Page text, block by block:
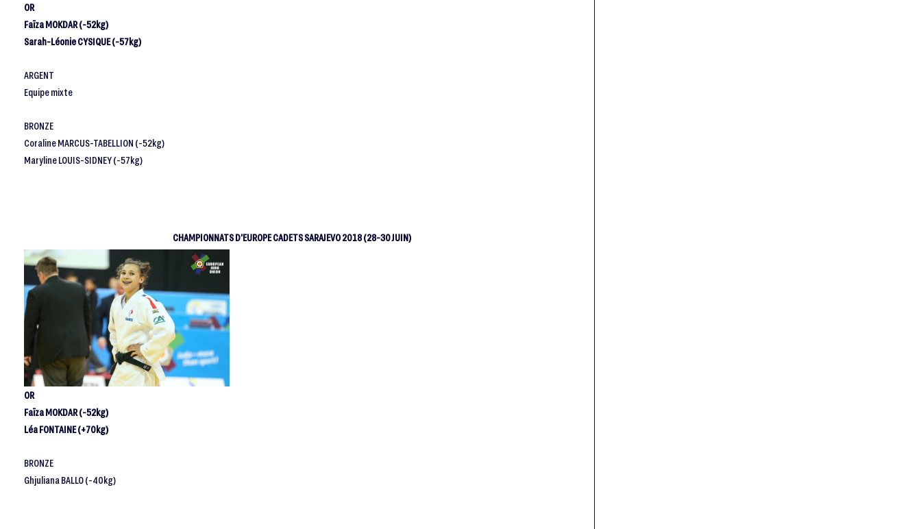
OR
Faïza MOKDAR (-52kg)
Sarah-Léonie CYSIQUE (-57kg)
ARGENT
Equipe mixte
BRONZE
Coraline MARCUS-TABELLION (-52kg)
Maryline LOUIS-SIDNEY (-57kg)
CHAMPIONNATS D’EUROPE CADETS SARAJEVO 2018 (28-30 JUIN)
OR
Faïza MOKDAR (-52kg)
Léa FONTAINE (+70kg)
BRONZE
Ghjuliana BALLO (-40kg)